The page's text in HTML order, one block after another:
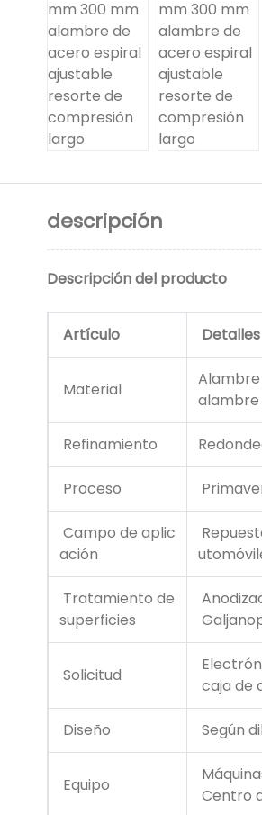
descripción
Descripción del producto
Artículo Detalles
Material
alambre
Refinamiento
Proceso
Campo de aplic
ación
Tratamiento de
superficies
Solicitud
caja de
Diseño Según
Equipo
Centro